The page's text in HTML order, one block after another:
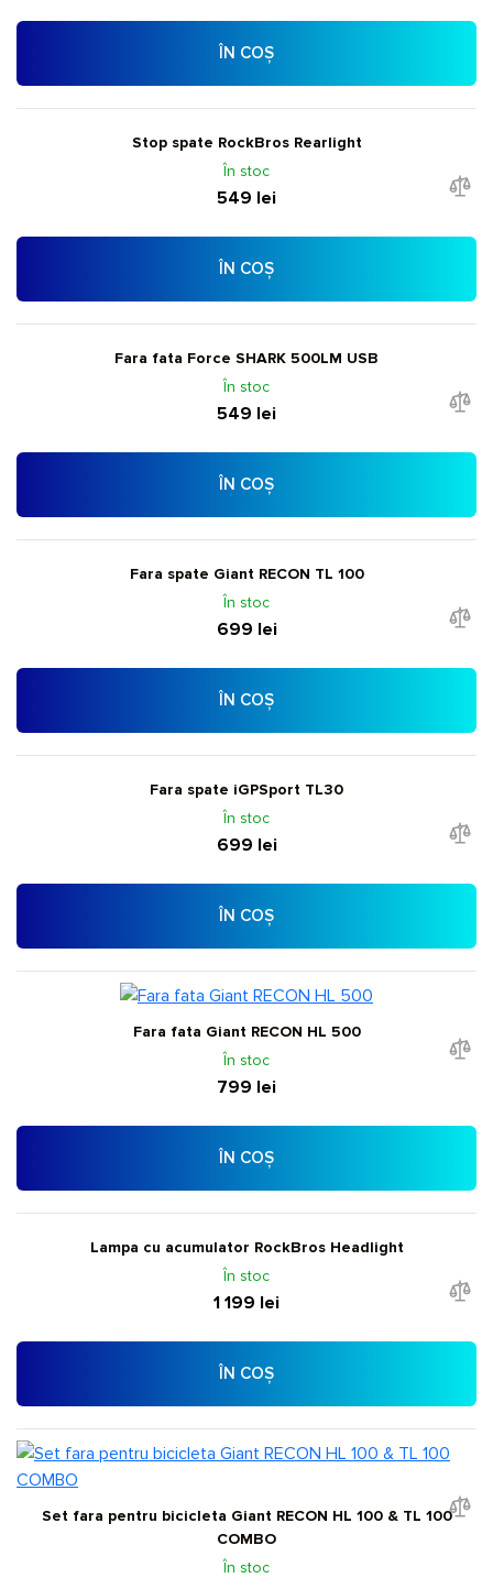
ÎN COȘ
Stop spate RockBros Rearlight
În stoc
549 lei
ÎN COȘ
Fara fata Force SHARK 500LM USB
În stoc
549 lei
ÎN COȘ
Fara spate Giant RECON TL 100
În stoc
699 lei
ÎN COȘ
Fara spate iGPSport TL30
În stoc
699 lei
ÎN COȘ
Fara fata Giant RECON HL 500
În stoc
799 lei
ÎN COȘ
Lampa cu acumulator RockBros Headlight
În stoc
1 199 lei
ÎN COȘ
Set fara pentru bicicleta Giant RECON HL 100 & TL 100
COMBO
În stoc